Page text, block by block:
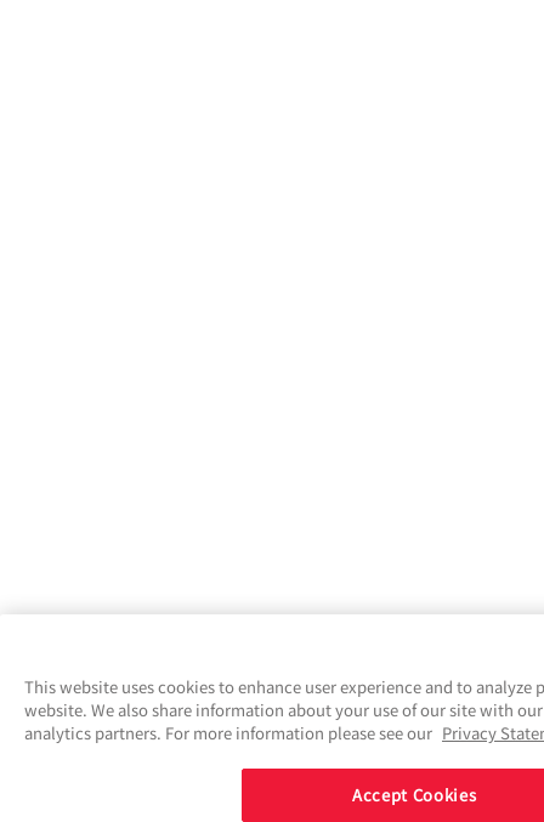
This website uses cookies to enhance user experience and to
website. We also share information about your use of our site with
analytics partners. For more information please see our Privacy
Accept Cookies